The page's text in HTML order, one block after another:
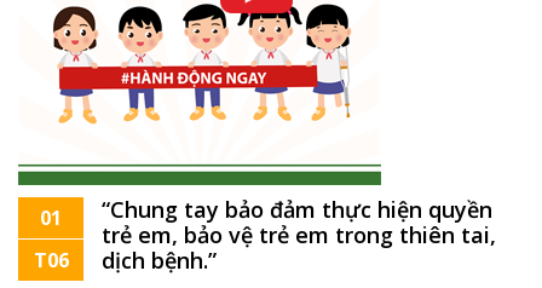
01
T06
“Chung tay bảo đảm thực hiện quyền
trẻ em, bảo vệ trẻ em trong thiên tai,
dịch bệnh.”